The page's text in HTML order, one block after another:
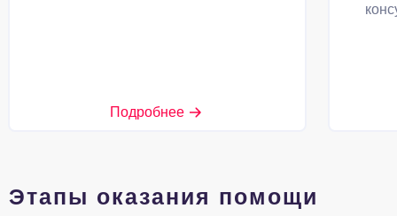
Подробнее
Этапы оказания помощи